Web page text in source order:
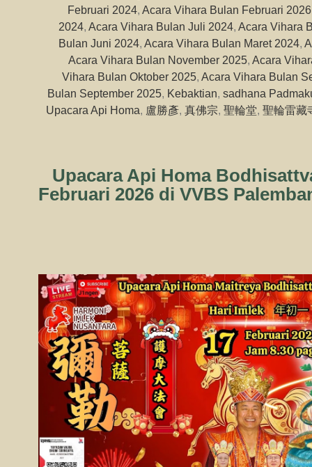
Februari 2024, Acara Vihara Bulan Februari 2026
2024, Acara Vihara Bulan Juli 2024, Acara Vihara
Bulan Juni 2024, Acara Vihara Bulan Maret 2024,
Acara Vihara Bulan November 2025, Acara
Vihara Bulan Oktober 2025, Acara Vihara Bulan
Bulan September 2025, Kebaktian, sadhana
Upacara Api Homa, 盧勝彥, 真佛宗, 聖輪堂, 聖輪雷藏
Upacara Api Homa
Februari 2026 di VVBS